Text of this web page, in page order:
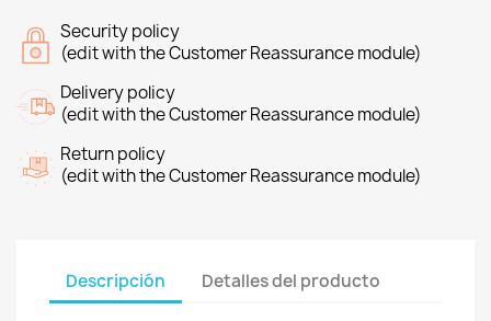
Security policy
(edit with the Customer Reassurance module)
Delivery policy
(edit with the Customer Reassurance module)
Return policy
(edit with the Customer Reassurance module)
Descripción Detalles del producto